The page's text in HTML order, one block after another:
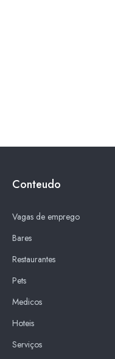
Conteudo
Vagas de emprego
Bares
Restaurantes
Pets
Medicos
Hoteis
Serviços